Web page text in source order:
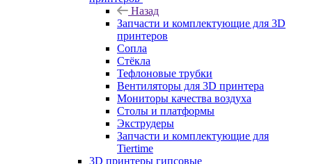
Назад
Запчасти и комплектующие для 3D
принтеров
Сопла
Cтёкла
Тефлоновые трубки
Вентиляторы для 3D принтера
Мониторы качества воздуха
Столы и платформы
Экструдеры
Запчасти и комплектующие для
Tiertime
3D принтеры гипсовые